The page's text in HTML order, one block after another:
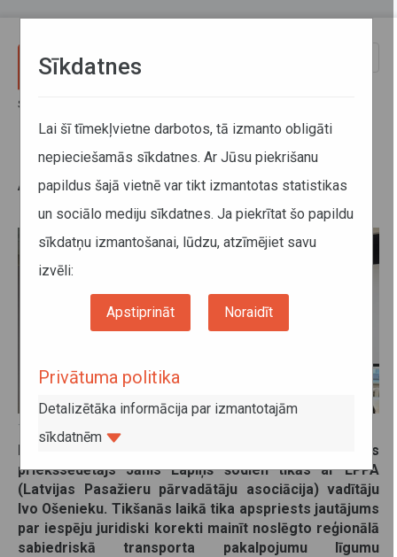
Sākums
ATD uztur aktīvu komunikāciju ar
nozari un tiekas ar LPPA
10. aprīlis 2026
Lai uzturētu aktīvu komunikāciju ar nozari, ATD valdes
priekšsēdētājs Jānis Lapiņš šodien tikās ar LPPA
(Latvijas Pasažieru pārvadātāju asociācija) vadītāju
Ivo Ošenieku. Tikšanās laikā tika apspriests jautājums
par iespēju juridiski korekti mainīt noslēgto reģionālā
sabiedriskā transporta pakalpojumu līgumu
Sīkdatnes
Lai šī tīmekļvietne darbotos, tā izmanto obligāti
nepieciešamās sīkdatnes. Ar Jūsu piekrišanu
papildus šajā vietnē var tikt izmantotas statistikas
un sociālo mediju sīkdatnes. Ja piekrītat šo papildu
sīkdatņu izmantošanai, lūdzu, atzīmējiet savu
izvēli:
Apstiprināt Noraidīt
Privātuma politika
Detalizētāka informācija par izmantotajām
sīkdatnēm